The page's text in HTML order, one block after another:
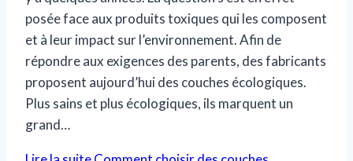
posée face aux produits toxiques qui les composent
et à leur impact sur l’environnement. Afin de
répondre aux exigences des parents, des fabricants
proposent aujourd’hui des couches écologiques.
Plus sains et plus écologiques, ils marquent un
grand…